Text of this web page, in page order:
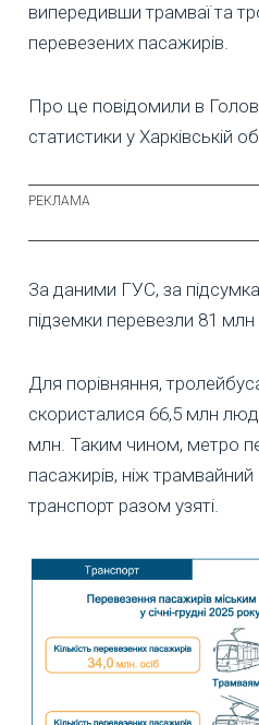
випередивши трамваї та
перевезених пасажирів.
Про це повідомили в
статистики у Харківській
За даними ГУС, за
підземки перевезли 81 млн
Для порівняння,
скористалися 66,5 млн
млн. Таким чином, метро
пасажирів, ніж трамвайний
транспорт разом узяті.